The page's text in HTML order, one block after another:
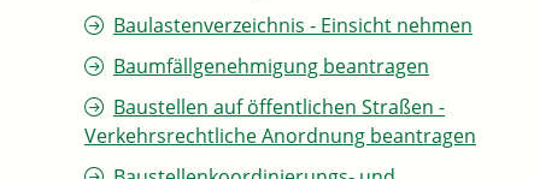
Baulastenverzeichnis - Einsicht nehmen
Baumfällgenehmigung beantragen
Baustellen auf öffentlichen Straßen -
Verkehrsrechtliche Anordnung beantragen